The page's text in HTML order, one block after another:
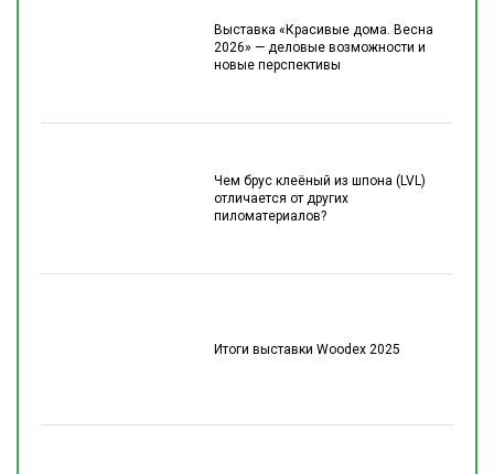
Выставка «Красивые дома. Весна
2026» — деловые возможности и
новые перспективы
Чем брус клеёный из шпона (LVL)
отличается от других
пиломатериалов?
Итоги выставки Woodex 2025